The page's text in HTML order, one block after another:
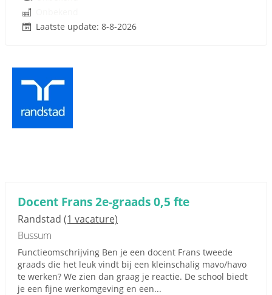
Laatste update: 8-8-2026
Docent Frans 2e-graads 0,5 fte
Randstad (1 vacature)
Bussum
Functieomschrijving Ben je een docent Frans tweede
graads die het leuk vindt bij een kleinschalig mavo/havo
te werken? We zien dan graag je reactie. De school biedt
je een fijne werkomgeving en een...